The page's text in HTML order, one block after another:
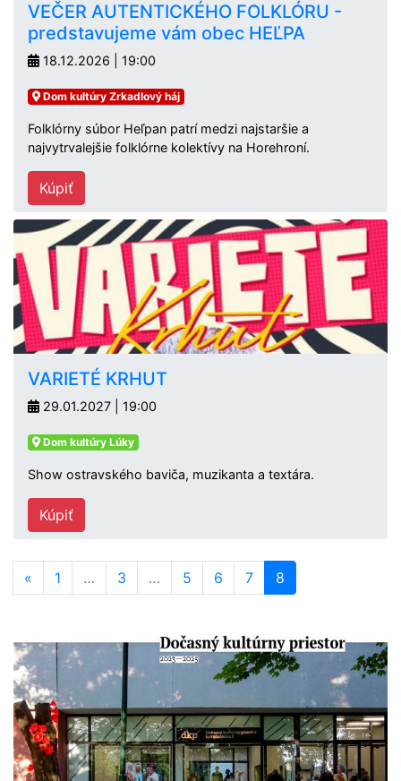
VEČER AUTENTICKÉHO FOLKLÓRU -
predstavujeme vám obec HEĽPA
18.12.2026 | 19:00
Dom kultúry Zrkadlový háj
Folklórny súbor Heľpan patrí medzi najstaršie a
najvytrvalejšie folklórne kolektívy na Horehroní.
Kúpiť
VARIETÉ KRHUT
29.01.2027 | 19:00
Dom kultúry Lúky
Show ostravského baviča, muzikanta a textára.
Kúpiť
« 1 … 3 … 5 6 7 8